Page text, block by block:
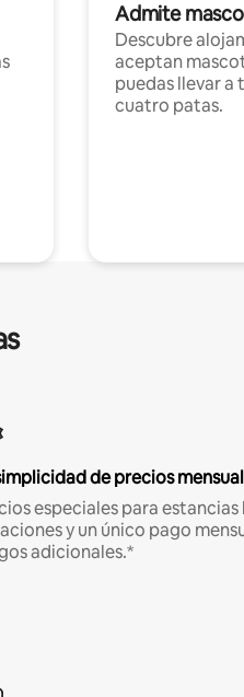
Admite
Descubre
aceptan
puedas llevar a
cuatro patas.
de precios
especiales para
y un único pago
adicionales.*